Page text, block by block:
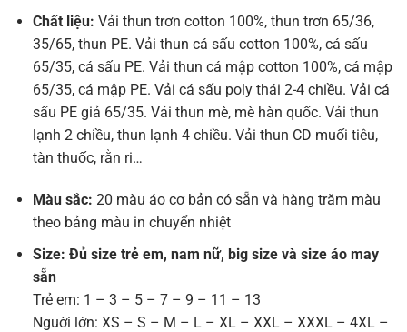
Chất liệu: Vải thun trơn cotton 100%, thun trơn 65/36,
35/65, thun PE. Vải thun cá sấu cotton 100%, cá sấu
65/35, cá sấu PE. Vải thun cá mập cotton 100%, cá mập
65/35, cá mập PE. Vải cá sấu poly thái 2-4 chiều. Vải cá
sấu PE giả 65/35. Vải thun mè, mè hàn quốc. Vải thun
lạnh 2 chiều, thun lạnh 4 chiều. Vải thun CD muối tiêu,
tàn thuốc, rằn ri…
Màu sắc: 20 màu áo cơ bản có sẵn và hàng trăm màu
theo bảng màu in chuyển nhiệt
Size: Đủ size trẻ em, nam nữ, big size và size áo may
sẵn
Trẻ em: 1 – 3 – 5 – 7 – 9 – 11 – 13
Nguời lớn: XS – S – M – L – XL – XXL – XXXL – 4XL –